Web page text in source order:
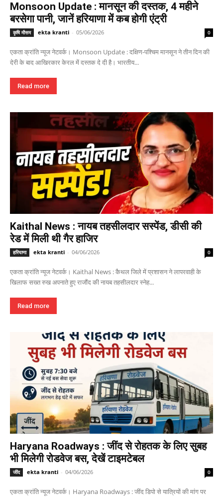
Monsoon Update : मानसून की दस्तक, 4 महीने
बरसेगा पानी, जानें हरियाणा में कब होगी एंट्री
कृषि मौसम ekta kranti - 05/06/2026 0
एकता क्रांति न्यूज नेटवर्क। Monsoon Update : दक्षिण-पश्चिम मानसून ने तीन दिन की
देरी के बाद आखिरकार केरल में दस्तक दे दी है। भारतीय...
Read more
Kaithal News : नायब तहसीलदार सस्पेंड, डीसी की
रेड में मिली थी गैर हाजिर
हरियाणा ekta kranti - 04/06/2026 0
एकता क्रांति न्यूज नेटवर्क। Kaithal News : कैथल जिले में प्रशासन ने लापरवाही के
खिलाफ सख्त रुख अपनाते हुए राजौंद की नायब तहसीलदार स्नेह...
Read more
Haryana Roadways : जींद से रोहतक के लिए सुबह
भी मिलेगी रोडवेज बस, देखें टाइमटेबल
जींद ekta kranti - 04/06/2026 0
एकता क्रांति न्यूज नेटवर्क। Haryana Roadways : जींद डिपो से यात्रियों की मांग पर